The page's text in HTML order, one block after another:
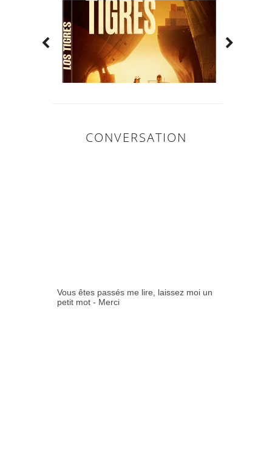
CONVERSATION
Vous êtes passés me lire, laissez moi un
petit mot - Merci